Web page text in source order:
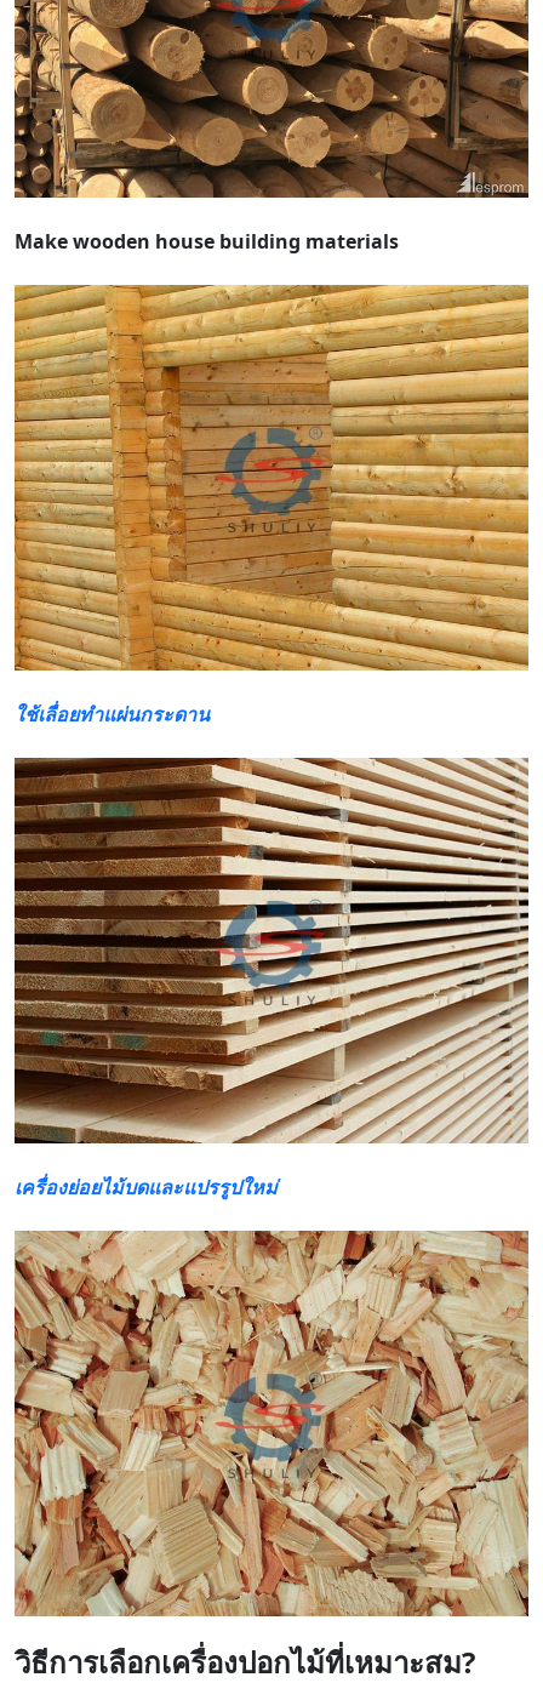
Make wooden house building materials
ใช้เลื่อยทำแผ่นกระดาน
เครื่องย่อยไม้บดและแปรรูปใหม่
วิธีการเลือกเครื่องปอกไม้ที่เหมาะสม?